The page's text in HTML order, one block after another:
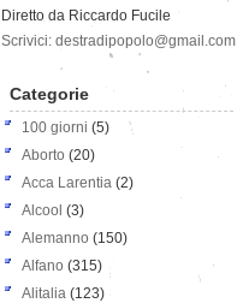
Diretto da Riccardo Fucile
Scrivici: destradipopolo@gmail.com
Categorie
100 giorni (5)
Aborto (20)
Acca Larentia (2)
Alcool (3)
Alemanno (150)
Alfano (315)
Alitalia (123)